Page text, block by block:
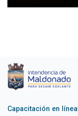
Capacitación en línea